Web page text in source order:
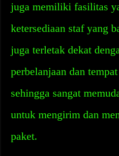
juga memiliki fasilitas
ketersediaan staf yang
juga terletak dekat
perbelanjaan dan
sehingga sangat
untuk mengirim dan
paket.